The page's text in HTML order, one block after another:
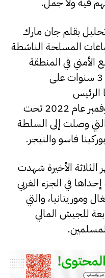
بقلم جان مارك
المسلحة الناشطة
الأمني في المنطقة
تدهور بشكل كبير بعد أقل من 3 سنوات على
الرئيس
الفرنسي إيمانويل ماكرون في نوفمبر عام 2022 تحت
المجالس العسكرية 3 التي وصلت إلى السلطة
فاسو والنيجر.
الأخيرة شهدت
في الجزء الغربي
وموريتانيا، والتي
تابعة للجيش المالي